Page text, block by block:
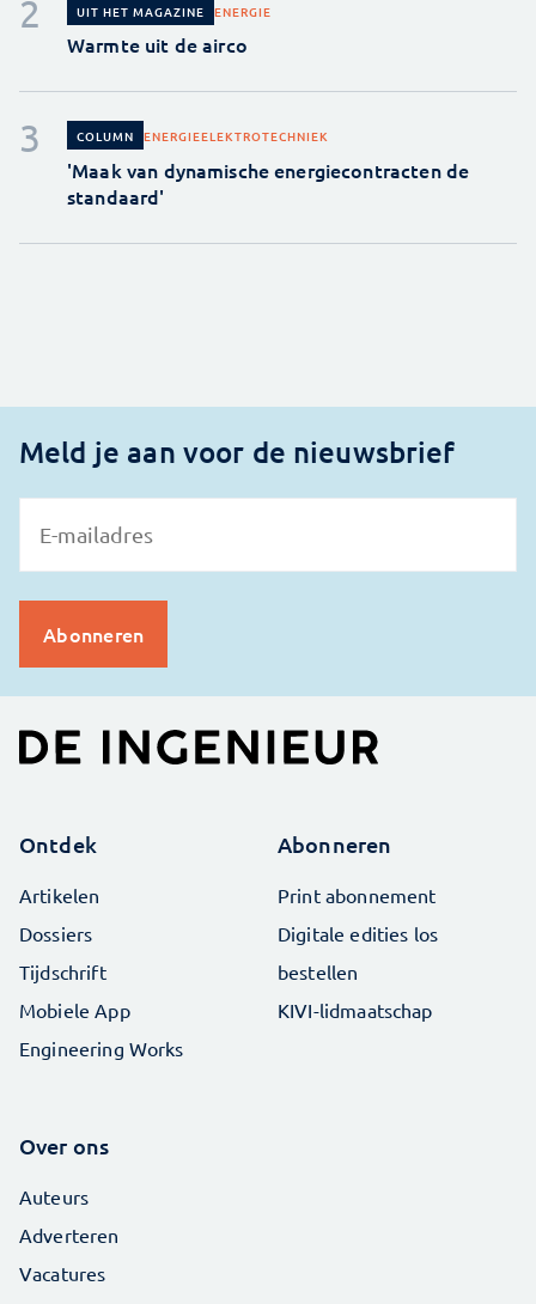
UIT HET MAGAZINE ENERGIE
Warmte uit de airco
COLUMN ENERGIEELEKTROTECHNIEK
'Maak van dynamische energiecontracten de
standaard'
Meld je aan voor de nieuwsbrief
Ontdek
Artikelen
Dossiers
Tijdschrift
Mobiele App
Engineering Works
Abonneren
Print abonnement
Digitale edities los
bestellen
KIVI-lidmaatschap
Over ons
Auteurs
Adverteren
Vacatures